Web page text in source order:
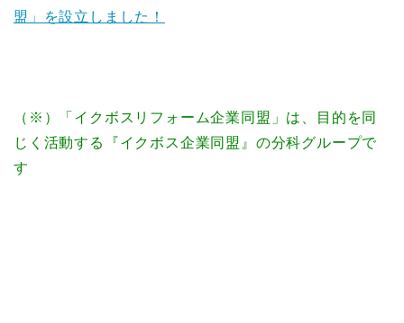
盟」を設立しました！
（※）「イクボスリフォーム企業同盟」は、目的を同
じく活動する『イクボス企業同盟』の分科グループで
す